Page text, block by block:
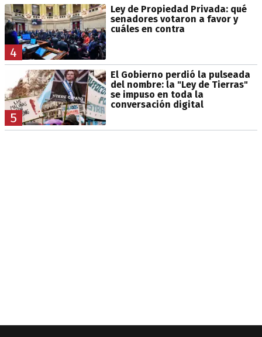
4
Ley de Propiedad Privada: qué
senadores votaron a favor y
cuáles en contra
5
El Gobierno perdió la pulseada
del nombre: la "Ley de Tierras"
se impuso en toda la
conversación digital